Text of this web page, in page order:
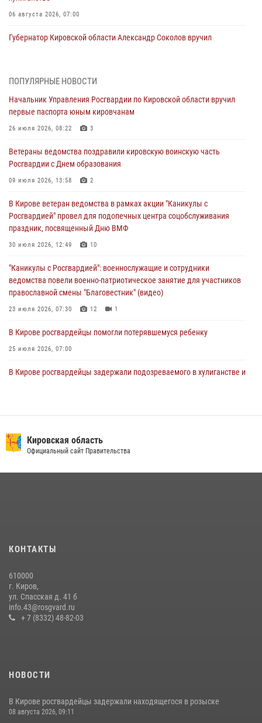
06 августа 2026, 07:00
Губернатор Кировской области Александр Соколов вручил
поддельной купюры
04 августа 2026, 09:30
03 августа 2026, 09:01
В Кирове росгвардейцы и ветераны ведомства приняли участие в
03 августа 2026, 08:45
В Кирове росгвардейцы задержали подозреваемого в краже из
магазина
ПОПУЛЯРНЫЕ НОВОСТИ
Начальник Управления Росгвардии по Кировской области вручил
первые паспорта юным кировчанам
26 июля 2026, 08:22 3
Ветераны ведомства поздравили кировскую воинскую часть
Росгвардии с Днем образования
09 июля 2026, 13:58 2
В Кирове ветеран ведомства в рамках акции "Каникулы с
Росгвардией" провел для подопечных центра соцобслуживания
праздник, посвященный Дню ВМФ
30 июля 2026, 12:49 10
"Каникулы с Росгвардией": военнослужащие и сотрудники
ведомства повели военно-патриотическое занятие для участников
православной смены "Благовестник" (видео)
23 июля 2026, 07:30 12 1
В Кирове росгвардейцы помогли потерявшемуся ребенку
25 июля 2026, 07:00
В Кирове росгвардейцы задержали подозреваемого в хулиганстве и
вневедомственную охрану и поступления в ведомственные вузы
22 июля 2026, 14:51 1 2
В Кирове и Кирово-Чепецке росгвардейцы задержали
подозреваемых в хулиганстве
19 июля 2026, 07:00
Кировская область
Официальный сайт Правительства
КОНТАКТЫ
610000
г. Киров,
ул. Спасская д. 41 б
info.43@rosgvard.ru
+ 7 (8332) 48-82-03
НОВОСТИ
В Кирове росгвардейцы задержали находящегося в розыске
08 августа 2026, 09:11